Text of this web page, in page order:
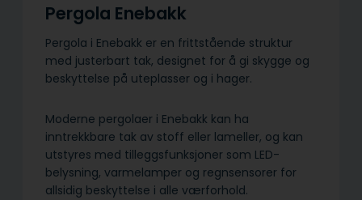
Pergola Enebakk
Pergola i Enebakk er en frittstående struktur
med justerbart tak, designet for å gi skygge og
beskyttelse på uteplasser og i hager.
Moderne pergolaer i Enebakk kan ha
inntrekkbare tak av stoff eller lameller, og kan
utstyres med tilleggsfunksjoner som LED-
belysning, varmelamper og regnsensorer for
allsidig beskyttelse i alle værforhold.